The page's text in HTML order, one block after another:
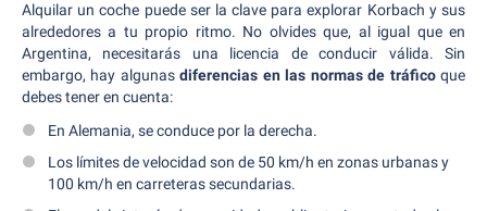
Alquilar un coche puede ser la clave para explorar Korbach y sus
alrededores a tu propio ritmo. No olvides que, al igual que en
Argentina, necesitarás una licencia de conducir válida. Sin
embargo, hay algunasdiferencias en las normas de tráficoque
debes tener en cuenta:
En Alemania, se conduce por la derecha.
Los límites de velocidad son de 50 km/h en zonas urbanas y
100 km/h en carreteras secundarias.